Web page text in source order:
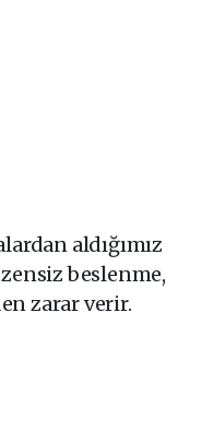
aldığımız
beslenme,
zarar verir.